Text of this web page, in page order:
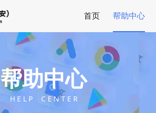
首页 帮助中心
帮助中心
H E L P C E N T E R